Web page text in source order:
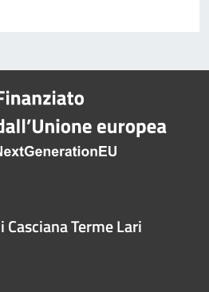
Casciana Terme Lari